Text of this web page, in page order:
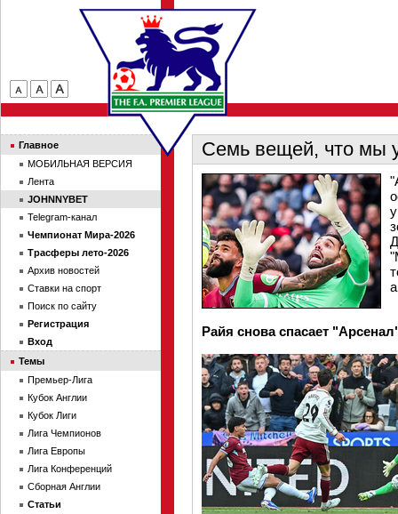
Семь вещей, что мы
Райя снова спасает
Главное
МОБИЛЬНАЯ ВЕРСИЯ
Лента
JOHNNYBET
Telegram-канал
Чемпионат Мира-2026
Трасферы лето-2026
Архив новостей
Ставки на спорт
Поиск по сайту
Регистрация
Вход
Темы
Премьер-Лига
Кубок Англии
Кубок Лиги
Лига Чемпионов
Лига Европы
Лига Конференций
Сборная Англии
Статьи